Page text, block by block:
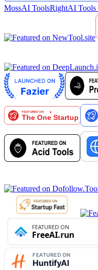
MossAI ToolsRightAI Tools